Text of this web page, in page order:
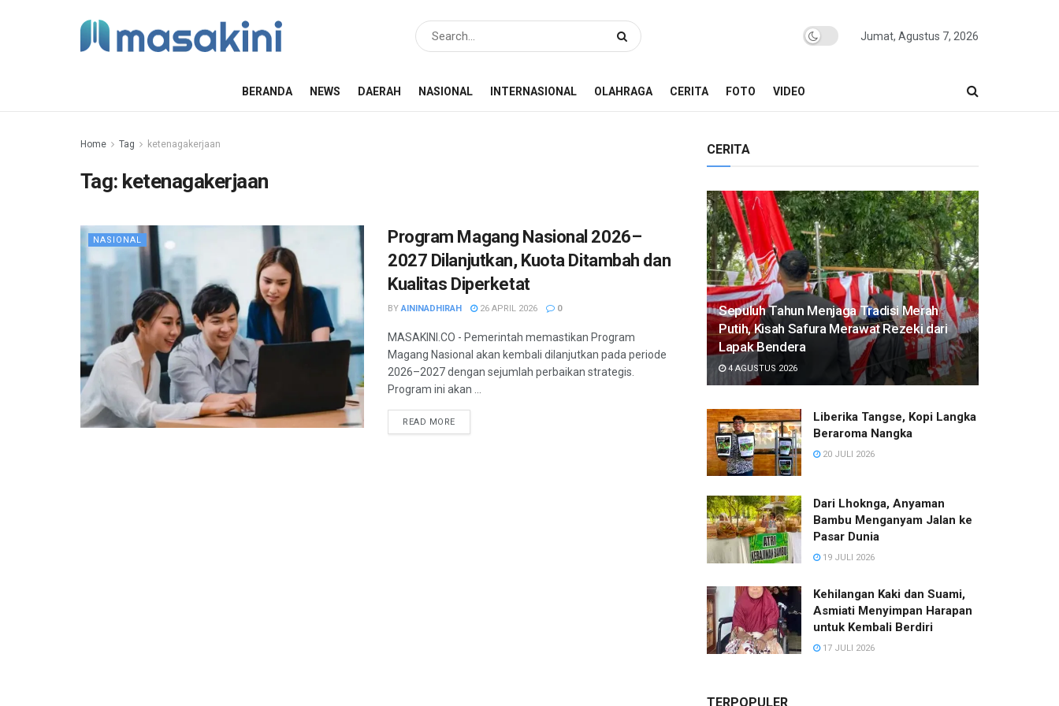
Jumat, Agustus 7, 2026
BERANDA NEWS DAERAH NASIONAL INTERNASIONAL OLAHRAGA CERITA FOTO VIDEO
Home Tag ketenagakerjaan
Tag: ketenagakerjaan
NASIONAL
Program Magang Nasional 2026–
2027 Dilanjutkan, Kuota Ditambah dan
Kualitas Diperketat
BY AININADHIRAH 26 APRIL 2026 0
MASAKINI.CO - Pemerintah memastikan Program
Magang Nasional akan kembali dilanjutkan pada periode
2026–2027 dengan sejumlah perbaikan strategis.
Program ini akan ...
READ MORE
CERITA
Sepuluh Tahun Menjaga Tradisi Merah
Putih, Kisah Safura Merawat Rezeki dari
Lapak Bendera
4 AGUSTUS 2026
Liberika Tangse, Kopi Langka
Beraroma Nangka
20 JULI 2026
Dari Lhoknga, Anyaman
Bambu Menganyam Jalan ke
Pasar Dunia
19 JULI 2026
Kehilangan Kaki dan Suami,
Asmiati Menyimpan Harapan
untuk Kembali Berdiri
17 JULI 2026
TERPOPULER